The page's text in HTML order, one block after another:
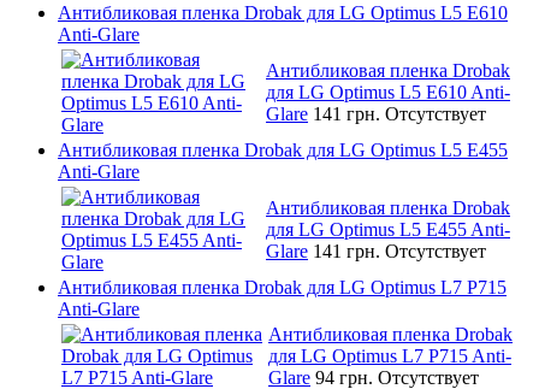
Антибликовая пленка Drobak для LG Optimus L5 E610
Anti-Glare
Антибликовая пленка Drobak
для LG Optimus L5 E610 Anti-
Glare 141 грн. Отсутствует
Антибликовая пленка Drobak для LG Optimus L5 E455
Anti-Glare
Антибликовая пленка Drobak
для LG Optimus L5 E455 Anti-
Glare 141 грн. Отсутствует
Антибликовая пленка Drobak для LG Optimus L7 P715
Anti-Glare
Антибликовая пленка Drobak
для LG Optimus L7 P715 Anti-
Glare 94 грн. Отсутствует